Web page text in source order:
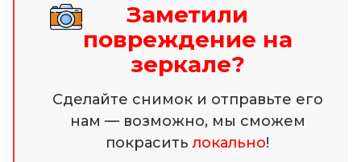
Заметили
повреждение на
зеркале?
Сделайте снимок и отправьте его
нам — возможно, мы сможем
покраситьлокально!